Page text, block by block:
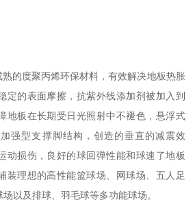
的度聚丙烯环保材料，有效解决地板热胀
定的表面摩擦，抗紫外线添加剂被加入到
地板在长期受日光照射中不褪色，悬浮式
强型支撑脚结构，创造的垂直的减震效
动损伤，良好的球回弹性能和球速了地板
装理想的高性能篮球场、网球场、五人足
以及排球、羽毛球等多功能球场。